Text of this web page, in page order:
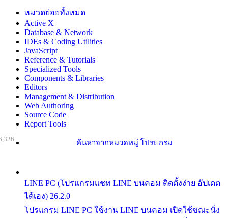
หมวดย่อยทั้งหมด
Active X
Database & Network
IDEs & Coding Utilities
JavaScript
Reference & Tutorials
Specialized Tools
Components & Libraries
Editors
Management & Distribution
Web Authoring
Source Code
Report Tools
ค้นหาจากหมวดหมู่ โปรแกรม
LINE PC (โปรแกรมแชท LINE บนคอม ติดตั้งง่าย อัปเดต
ได้เอง) 26.2.0
โปรแกรม LINE PC ใช้งาน LINE บนคอม เปิดใช้ขณะนั่ง